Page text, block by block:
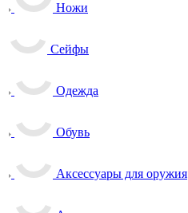
Ножи
Сейфы
Одежда
Обувь
Аксессуары для оружия